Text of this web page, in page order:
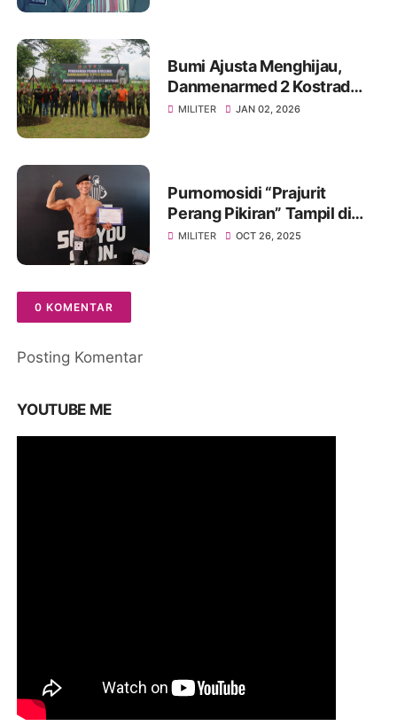
Bumi Ajusta Menghijau,
Danmenarmed 2 Kostrad
Pimpin Gerakan Tanam
MILITER JAN 02, 2026
Purnomosidi “Prajurit
Perang Pikiran” Tampil di
Body Contest Piala Wali
MILITER OCT 26, 2025
0 KOMENTAR
Posting Komentar
YOUTUBE ME